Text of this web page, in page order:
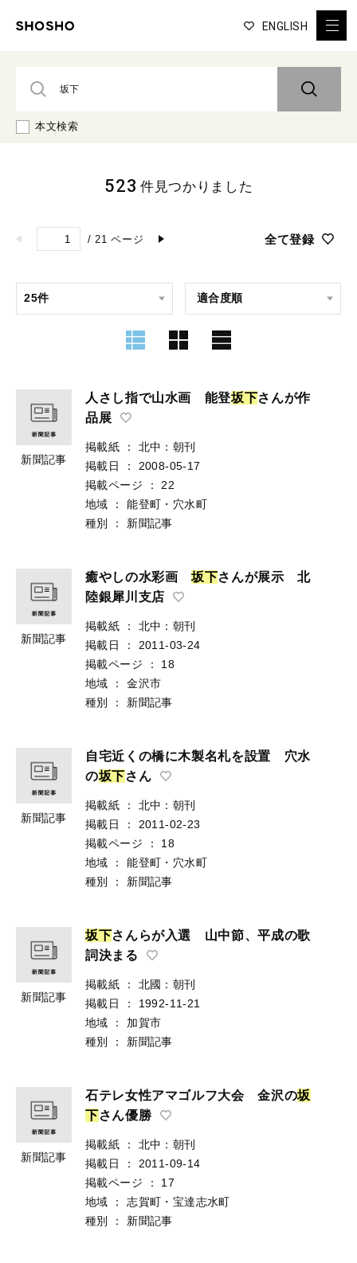
ENGLISH
本文検索
/ 21 ページ 全て登録
523 件見つかりました
新聞記事
人さし指で山水画 能登坂下さんが作
品展
掲載紙 ：
北中：朝刊
掲載日
：
2008-05-17
掲載ページ
：
22
地域
：
能登町・穴水町
種別
： 新聞記事
新聞記事
癒やしの水彩画坂下さんが展示 北
陸銀犀川支店
掲載紙 ：
北中：朝刊
掲載日
：
2011-03-24
掲載ページ
：
18
地域
：
金沢市
種別
： 新聞記事
新聞記事
自宅近くの橋に木製名札を設置 穴水
の坂下さん
掲載紙 ：
北中：朝刊
掲載日
：
2011-02-23
掲載ページ
：
18
地域
：
能登町・穴水町
種別
： 新聞記事
新聞記事
坂下さんらが入選 山中節、平成の歌
詞決まる
掲載紙 ：
北國：朝刊
掲載日
：
1992-11-21
地域
：
加賀市
種別
： 新聞記事
新聞記事
石テレ女性アマゴルフ大会 金沢の坂
下さん優勝
掲載紙 ：
北中：朝刊
掲載日
：
2011-09-14
掲載ページ
：
17
地域
：
志賀町・宝達志水町
種別
： 新聞記事